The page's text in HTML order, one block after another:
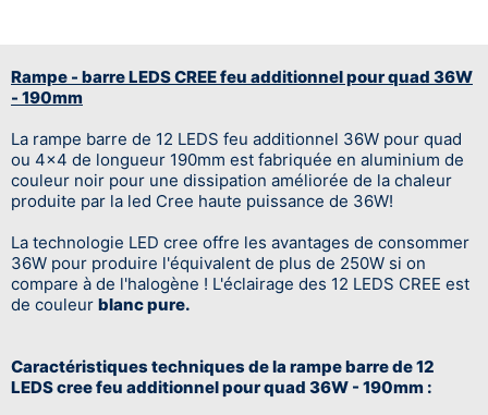
Rampe - barre LEDS CREE feu additionnel pour quad 36W
- 190mm
La rampe barre de 12 LEDS feu additionnel 36W pour quad
ou 4x4 de longueur 190mm est fabriquée en aluminium de
couleur noir pour une dissipation améliorée de la chaleur
produite par la led Cree haute puissance de 36W!
La technologie LED cree offre les avantages de consommer
36W pour produire l'équivalent de plus de 250W si on
compare à de l'halogène ! L'éclairage des 12 LEDS CREE est
de couleur blanc pure.
Caractéristiques techniques de la rampe barre de 12
LEDS cree feu additionnel pour quad 36W - 190mm :